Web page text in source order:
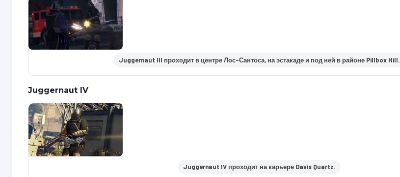
Juggernaut III проходит в центре Лос-Сантоса, на эстакаде и под ней в районе Pillbox Hill.
Juggernaut IV
Juggernaut IV проходит на карьере Davis Quartz.